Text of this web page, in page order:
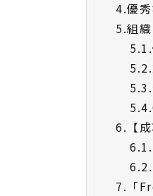
4.優
5.組
5.1.
5.2.
5.3.
5.4.
6. 【
6.1.
6.2.
7. 「